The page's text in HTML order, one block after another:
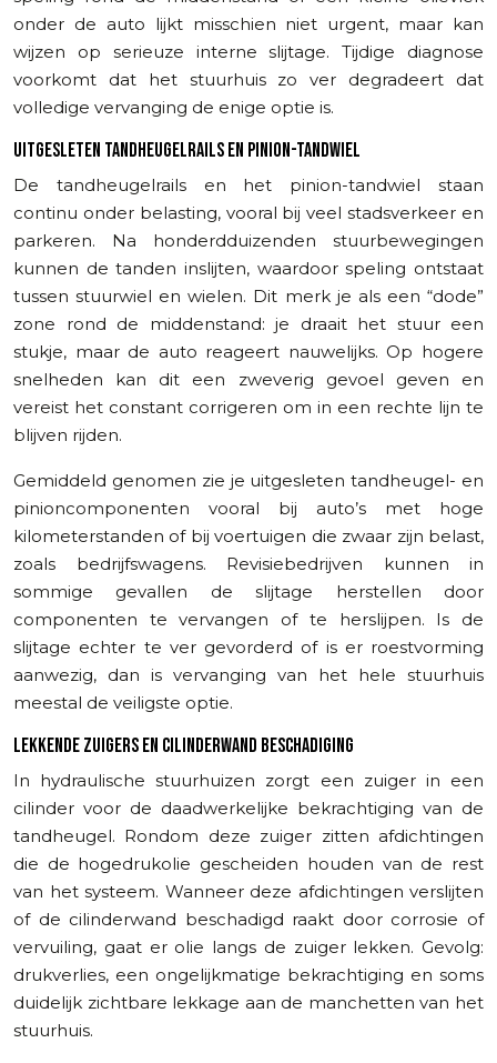
onder de auto lijkt misschien niet urgent, maar kan
wijzen op serieuze interne slijtage. Tijdige diagnose
voorkomt dat het stuurhuis zo ver degradeert dat
volledige vervanging de enige optie is.
UITGESLETEN TANDHEUGELRAILS EN PINION-TANDWIEL
De tandheugelrails en het pinion-tandwiel staan
continu onder belasting, vooral bij veel stadsverkeer en
parkeren. Na honderdduizenden stuurbewegingen
kunnen de tanden inslijten, waardoor speling ontstaat
tussen stuurwiel en wielen. Dit merk je als een “dode”
zone rond de middenstand: je draait het stuur een
stukje, maar de auto reageert nauwelijks. Op hogere
snelheden kan dit een zweverig gevoel geven en
vereist het constant corrigeren om in een rechte lijn te
blijven rijden.
Gemiddeld genomen zie je uitgesleten tandheugel- en
pinioncomponenten vooral bij auto’s met hoge
kilometerstanden of bij voertuigen die zwaar zijn belast,
zoals bedrijfswagens. Revisiebedrijven kunnen in
sommige gevallen de slijtage herstellen door
componenten te vervangen of te herslijpen. Is de
slijtage echter te ver gevorderd of is er roestvorming
aanwezig, dan is vervanging van het hele stuurhuis
meestal de veiligste optie.
LEKKENDE ZUIGERS EN CILINDERWAND BESCHADIGING
In hydraulische stuurhuizen zorgt een zuiger in een
cilinder voor de daadwerkelijke bekrachtiging van de
tandheugel. Rondom deze zuiger zitten afdichtingen
die de hogedrukolie gescheiden houden van de rest
van het systeem. Wanneer deze afdichtingen verslijten
of de cilinderwand beschadigd raakt door corrosie of
vervuiling, gaat er olie langs de zuiger lekken. Gevolg:
drukverlies, een ongelijkmatige bekrachtiging en soms
duidelijk zichtbare lekkage aan de manchetten van het
stuurhuis.